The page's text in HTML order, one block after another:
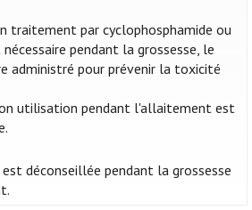
traitement par cyclophosphamide ou
pendant la grossesse, le
administré pour prévenir la toxicité
utilisation pendant l'allaitement est
déconseillée pendant la grossesse